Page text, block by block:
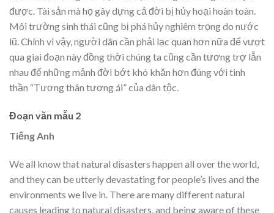
được. Tài sản mà họ gây dựng cả đời bị hủy hoại hoàn toàn.
Môi trường sinh thái cũng bị phá hủy nghiêm trọng do nước
lũ. Chính vì vậy, người dân cần phải lạc quan hơn nữa để vượt
qua giai đoạn này đồng thời chúng ta cũng cần tương trợ lẫn
nhau để những mảnh đời bớt khó khăn hơn đúng với tinh
thần “Tương thân tương ái” của dân tộc.
Đoạn văn mẫu 2
Tiếng Anh
We all know that natural disasters happen all over the world,
and they can be utterly devastating for people’s lives and the
environments we live in. There are many different natural
causes leading to natural disasters, and being aware of these